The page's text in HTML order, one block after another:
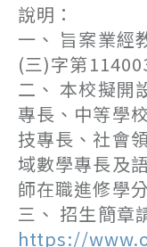
說明：
一、 旨案業經
(三)字第
二、 本校擬開
專長、中等學
技專長、社會
域數學專長及
師在職進修學
三、 招生簡章
https://